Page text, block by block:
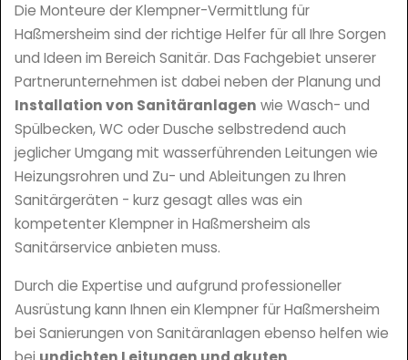
Die Monteure der Klempner-Vermittlung für
Haßmersheim sind der richtige Helfer für all Ihre Sorgen
und Ideen im Bereich Sanitär. Das Fachgebiet unserer
Partnerunternehmen ist dabei neben der Planung und
Installation von Sanitäranlagen wie Wasch- und
Spülbecken, WC oder Dusche selbstredend auch
jeglicher Umgang mit wasserführenden Leitungen wie
Heizungsrohren und Zu- und Ableitungen zu Ihren
Sanitärgeräten - kurz gesagt alles was ein
kompetenter Klempner in Haßmersheim als
Sanitärservice anbieten muss.
Durch die Expertise und aufgrund professioneller
Ausrüstung kann Ihnen ein Klempner für Haßmersheim
bei Sanierungen von Sanitäranlagen ebenso helfen wie